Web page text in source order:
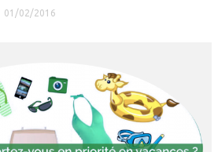
01/02/2016